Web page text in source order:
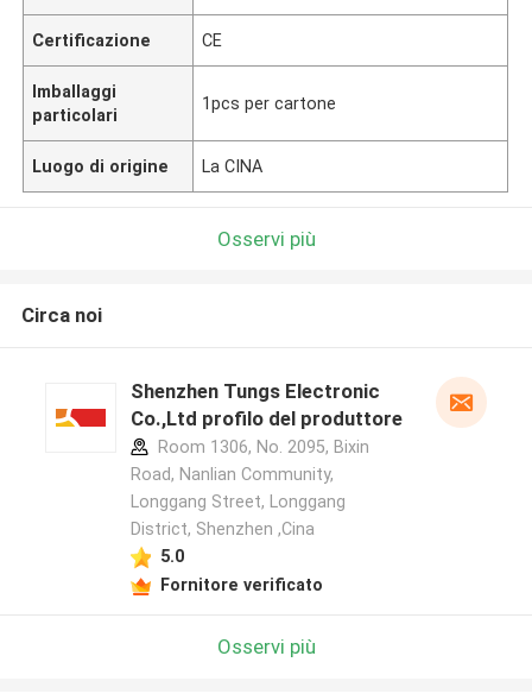
Certificazione CE
Imballaggi
particolari
1pcs per cartone
Luogo di origine La CINA
Osservi più
Circa noi
Shenzhen Tungs Electronic
Co.,Ltd profilo del produttore
Room 1306, No. 2095, Bixin
Road, Nanlian Community,
Longgang Street, Longgang
District, Shenzhen ,Cina
5.0
Fornitore verificato
Osservi più